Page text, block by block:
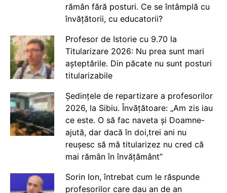
rămân fără posturi. Ce se întâmplă cu
învățătorii, cu educatorii?
Profesor de Istorie cu 9.70 la
Titularizare 2026: Nu prea sunt mari
așteptările. Din păcate nu sunt posturi
titularizabile
Ședințele de repartizare a profesorilor
2026, la Sibiu. Învățătoare: „Am zis iau
ce este. O să fac naveta și Doamne-
ajută, dar dacă în doi,trei ani nu
reușesc să mă titularizez nu cred că
mai rămân în învățământ”
Sorin Ion, întrebat cum le răspunde
profesorilor care dau an de an